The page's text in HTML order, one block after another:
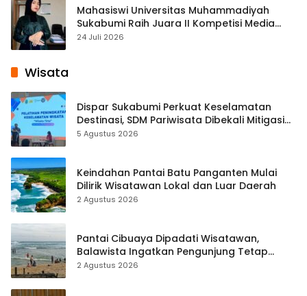
Mahasiswi Universitas Muhammadiyah
Sukabumi Raih Juara II Kompetisi Media
Pembelajaran Digital Tingkat Internasional
24 Juli 2026
Wisata
Dispar Sukabumi Perkuat Keselamatan
Destinasi, SDM Pariwisata Dibekali Mitigasi
hingga Teknik Evakuasi
5 Agustus 2026
Keindahan Pantai Batu Panganten Mulai
Dilirik Wisatawan Lokal dan Luar Daerah
2 Agustus 2026
Pantai Cibuaya Dipadati Wisatawan,
Balawista Ingatkan Pengunjung Tetap
Waspada
2 Agustus 2026